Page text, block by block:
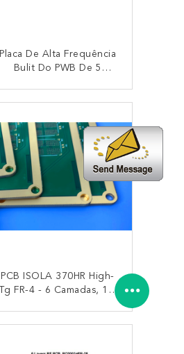
Placa De Alta Frequência
Bulit Do PWB De 5
CONTACTO
PCB ISOLA 370HR High-
Tg FR-4 - 6 Camadas, 1,6
CONTACTO